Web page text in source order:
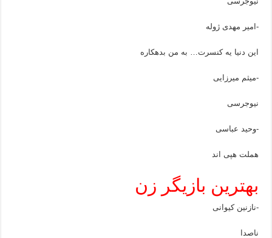
-امیر مهدی ژوله
این دنیا یه کنسرت… به من بدهکاره
-میثم میرزایی
نیوجرسی
-وحید عباسی
هملت هپی اند
بهترین بازیگر زن
-نازنین کیوانی
ناصدا